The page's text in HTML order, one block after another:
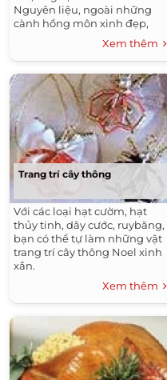
Nguyên liệu, ngoài những
cành hồng môn xinh đẹp,
bạn nhớ chuẩn bị thêm vài
quả cầu mây (30.000-50.000
đồng/quả), lồng chim bằng
mây (50.000 đồng/chiếc). Tất
cả vật liệu này đều có bán tại
cửa hàng hoa.
Xem thêm
Trang trí cây thông
Với các loại hạt cườm, hạt
thủy tinh, dây cước, ruybăng,
bạn có thể tự làm những vật
trang trí cây thông Noel xinh
xắn.
Xem thêm